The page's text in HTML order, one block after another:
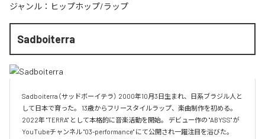
ジャンル： ヒップホップ/ラップ
Sadboiterra
Sadboiterra（サッドボーイテラ） 2000年10月3日生まれ、日系ブラジル人と
して日本で育った。 13歳からフリースタイルラップ、楽曲制作を初める。
2022年 "TERRA" として本格的に音楽活動を開始。 デビュー作の "ABYSS" が
YouTubeチャンネル "03-performance" にて公開され一躍注目を浴びた。